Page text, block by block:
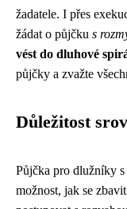
žadatele. I přes
žádat o půjčku s
vést do dluhové
půjčky a zvažte
Důležitost
Půjčka pro dlužníky
možnost, jak se